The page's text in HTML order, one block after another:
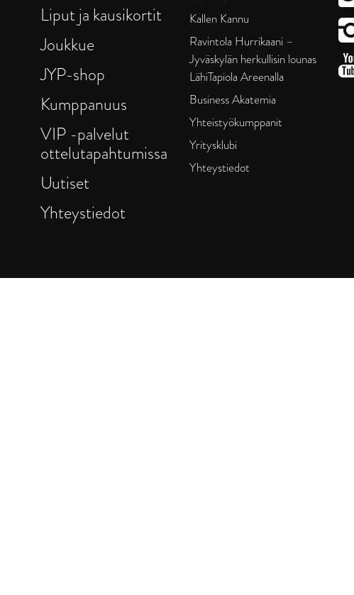
Liput ja kausikortit
Joukkue
JYP-shop
Kumppanuus
VIP -palvelut
ottelutapahtumissa
Uutiset
Yhteystiedot
Kallen Kannu
Ravintola Hurrikaani –
Jyväskylän herkullisin lounas
LähiTapiola Areenalla
Business Akatemia
Yhteistyökumppanit
Yritysklubi
Yhteystiedot